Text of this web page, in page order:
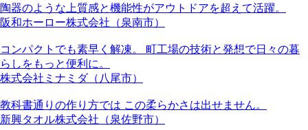
陶器のような上質感と機能性がアウトドアを超えて活躍。
阪和ホーロー株式会社（泉南市）
コンパクトでも素早く解凍。 町工場の技術と発想で日々の暮
らしをもっと便利に。
株式会社ミナミダ（八尾市）
教科書通りの作り方では この柔らかさは出せません。
新興タオル株式会社（泉佐野市）